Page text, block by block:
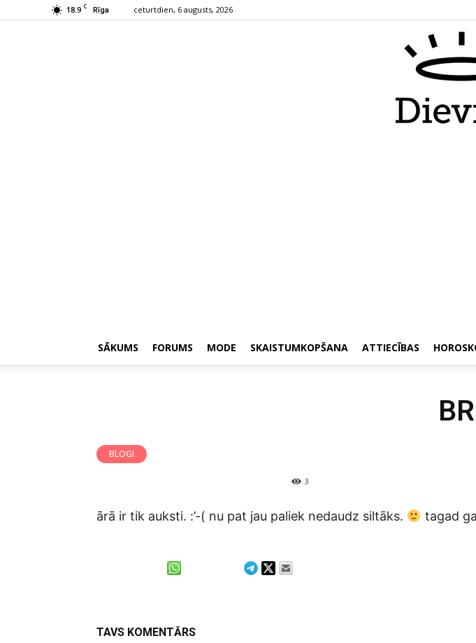
18.9 C Rīga ceturtdien, 6 augusts, 2026
SĀKUMS FORUMS MODE SKAISTUMKOPŠANA ATTIECĪBAS
BLOGI
3
ārā ir tik auksti. :’-( nu pat jau paliek nedaudz siltāks. tagad
TAVS KOMENTĀRS